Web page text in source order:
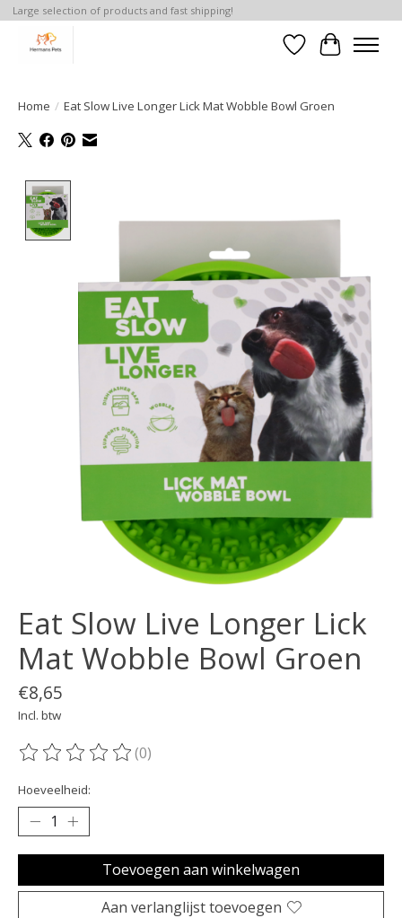
Large selection of products and fast shipping!
Verlanglijst
Home / Eat Slow Live Longer Lick Mat Wobble Bowl Groen
Eat Slow Live Longer Lick
Mat Wobble Bowl Groen
€8,65
Incl. btw
De beoordeling van dit product is
(0)
Hoeveelheid:
Toevoegen aan winkelwagen
Aan verlanglijst toevoegen